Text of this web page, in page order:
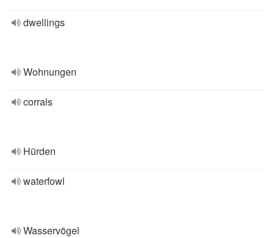
dwellings
Wohnungen
corrals
Hürden
waterfowl
Wasservögel